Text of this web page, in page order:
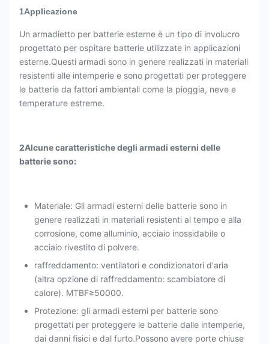
1Applicazione
Un armadietto per batterie esterne è un tipo di involucro
progettato per ospitare batterie utilizzate in applicazioni
esterne.Questi armadi sono in genere realizzati in materiali
resistenti alle intemperie e sono progettati per proteggere
le batterie da fattori ambientali come la pioggia, neve e
temperature estreme.
2Alcune caratteristiche degli armadi esterni delle
batterie sono:
Materiale: Gli armadi esterni delle batterie sono in
genere realizzati in materiali resistenti al tempo e alla
corrosione, come alluminio, acciaio inossidabile o
acciaio rivestito di polvere.
raffreddamento: ventilatori e condizionatori d'aria
(altra opzione di raffreddamento: scambiatore di
calore). MTBF≥50000.
Protezione: gli armadi esterni per batterie sono
progettati per proteggere le batterie dalle intemperie,
dai danni fisici e dal furto.Possono avere porte chiuse